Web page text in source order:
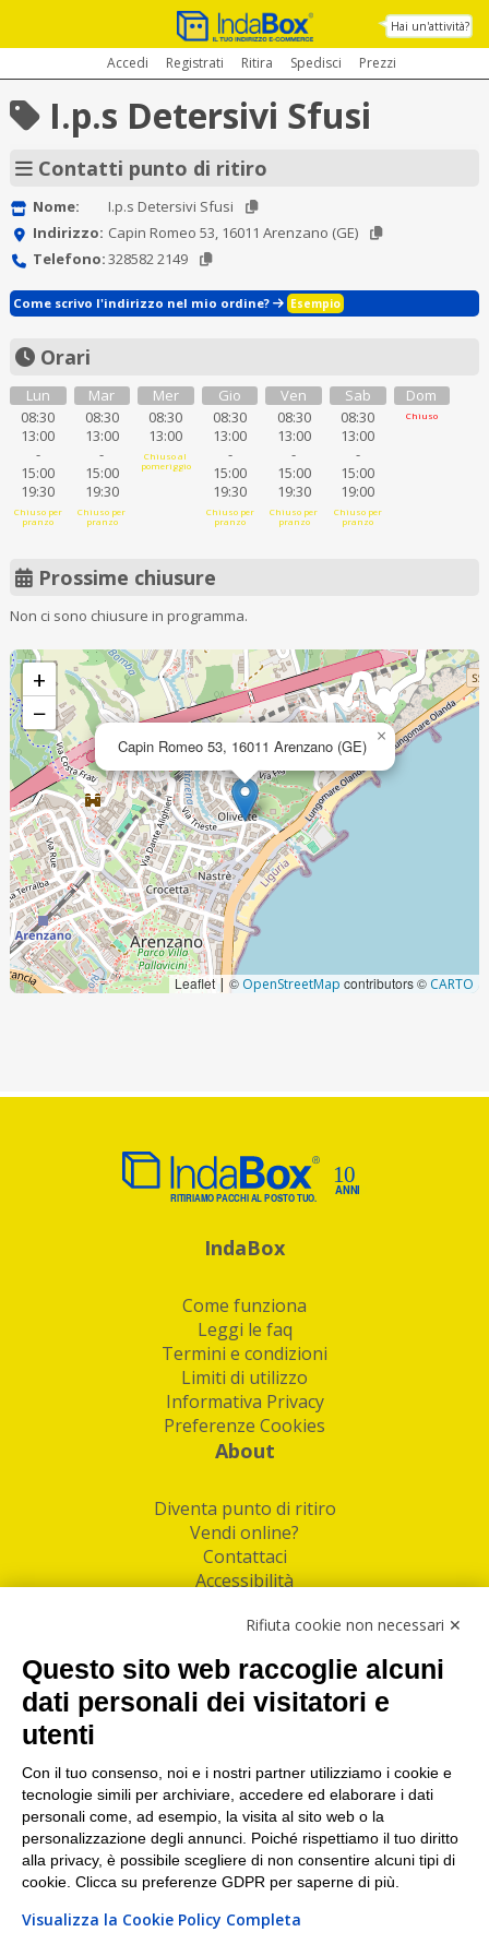
Hai un'attività?
Accedi Registrati Ritira Spedisci Prezzi
I.p.s Detersivi Sfusi
Contatti punto di ritiro
Nome:
I.p.s Detersivi Sfusi
Indirizzo: Capin Romeo 53, 16011 Arenzano (GE)
Telefono:328582 2149
Come scrivo l'indirizzo nel mio ordine? Esempio
Orari
Lun
08:30
13:00
-
15:00
19:30
Chiuso per
pranzo
Mar
08:30
13:00
-
15:00
19:30
Chiuso per
pranzo
Mer
08:30
13:00
Chiuso al
pomeriggio
Gio
08:30
13:00
-
15:00
19:30
Chiuso per
pranzo
Ven
08:30
13:00
-
15:00
19:30
Chiuso per
pranzo
Sab
08:30
13:00
-
15:00
19:00
Chiuso per
pranzo
Dom
Chiuso
Prossime chiusure
Non ci sono chiusure in programma.
Capin Romeo 53, 16011 Arenzano (GE) ×
+
−
Leaflet | © OpenStreetMap contributors © CARTO
IndaBox
Come funziona
Leggi le faq
Termini e condizioni
Limiti di utilizzo
Informativa Privacy
Preferenze Cookies
About
Diventa punto di ritiro
Vendi online?
Contattaci
Accessibilità
Facebook
Linkedin
I nostri punti di ritiro e spedizione pacchi nelle
maggiori città italiane
Torino|Milano|Roma|Bologna|Firenze| Genova
Napoli|Varese
Rifiuta cookie non necessari ✕
Questo sito web raccoglie alcuni
dati personali dei visitatori e
utenti
Con il tuo consenso, noi e i nostri partner utilizziamo i cookie e
tecnologie simili per archiviare, accedere ed elaborare i dati
personali come, ad esempio, la visita al sito web o la
personalizzazione degli annunci. Poiché rispettiamo il tuo diritto
alla privacy, è possibile scegliere di non consentire alcuni tipi di
cookie. Clicca su preferenze GDPR per saperne di più.
Visualizza la Cookie Policy Completa